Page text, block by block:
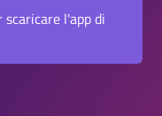
l'app di